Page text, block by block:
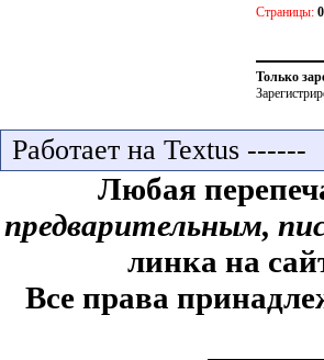
Страницы: 0
Только
Работает на Textus ------
Любая
предварительным,
линка на
Все права